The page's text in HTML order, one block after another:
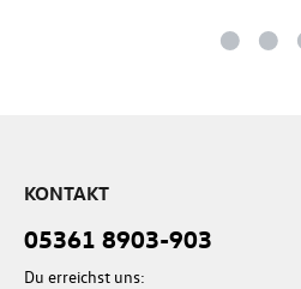
KONTAKT
05361 8903-903
Du erreichst uns: